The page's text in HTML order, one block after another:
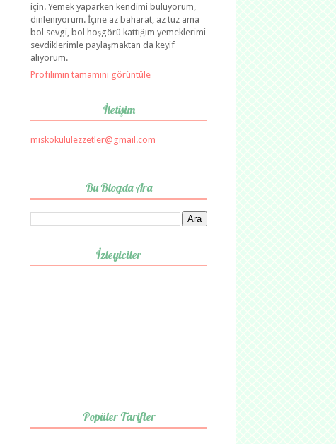
için. Yemek yaparken kendimi buluyorum,
dinleniyorum. İçine az baharat, az tuz ama
bol sevgi, bol hoşgörü kattığım yemeklerimi
sevdiklerimle paylaşmaktan da keyif
alıyorum.
Profilimin tamamını görüntüle
İletişim
miskokululezzetler@gmail.com
Bu Blogda Ara
İzleyiciler
Popüler Tarifler